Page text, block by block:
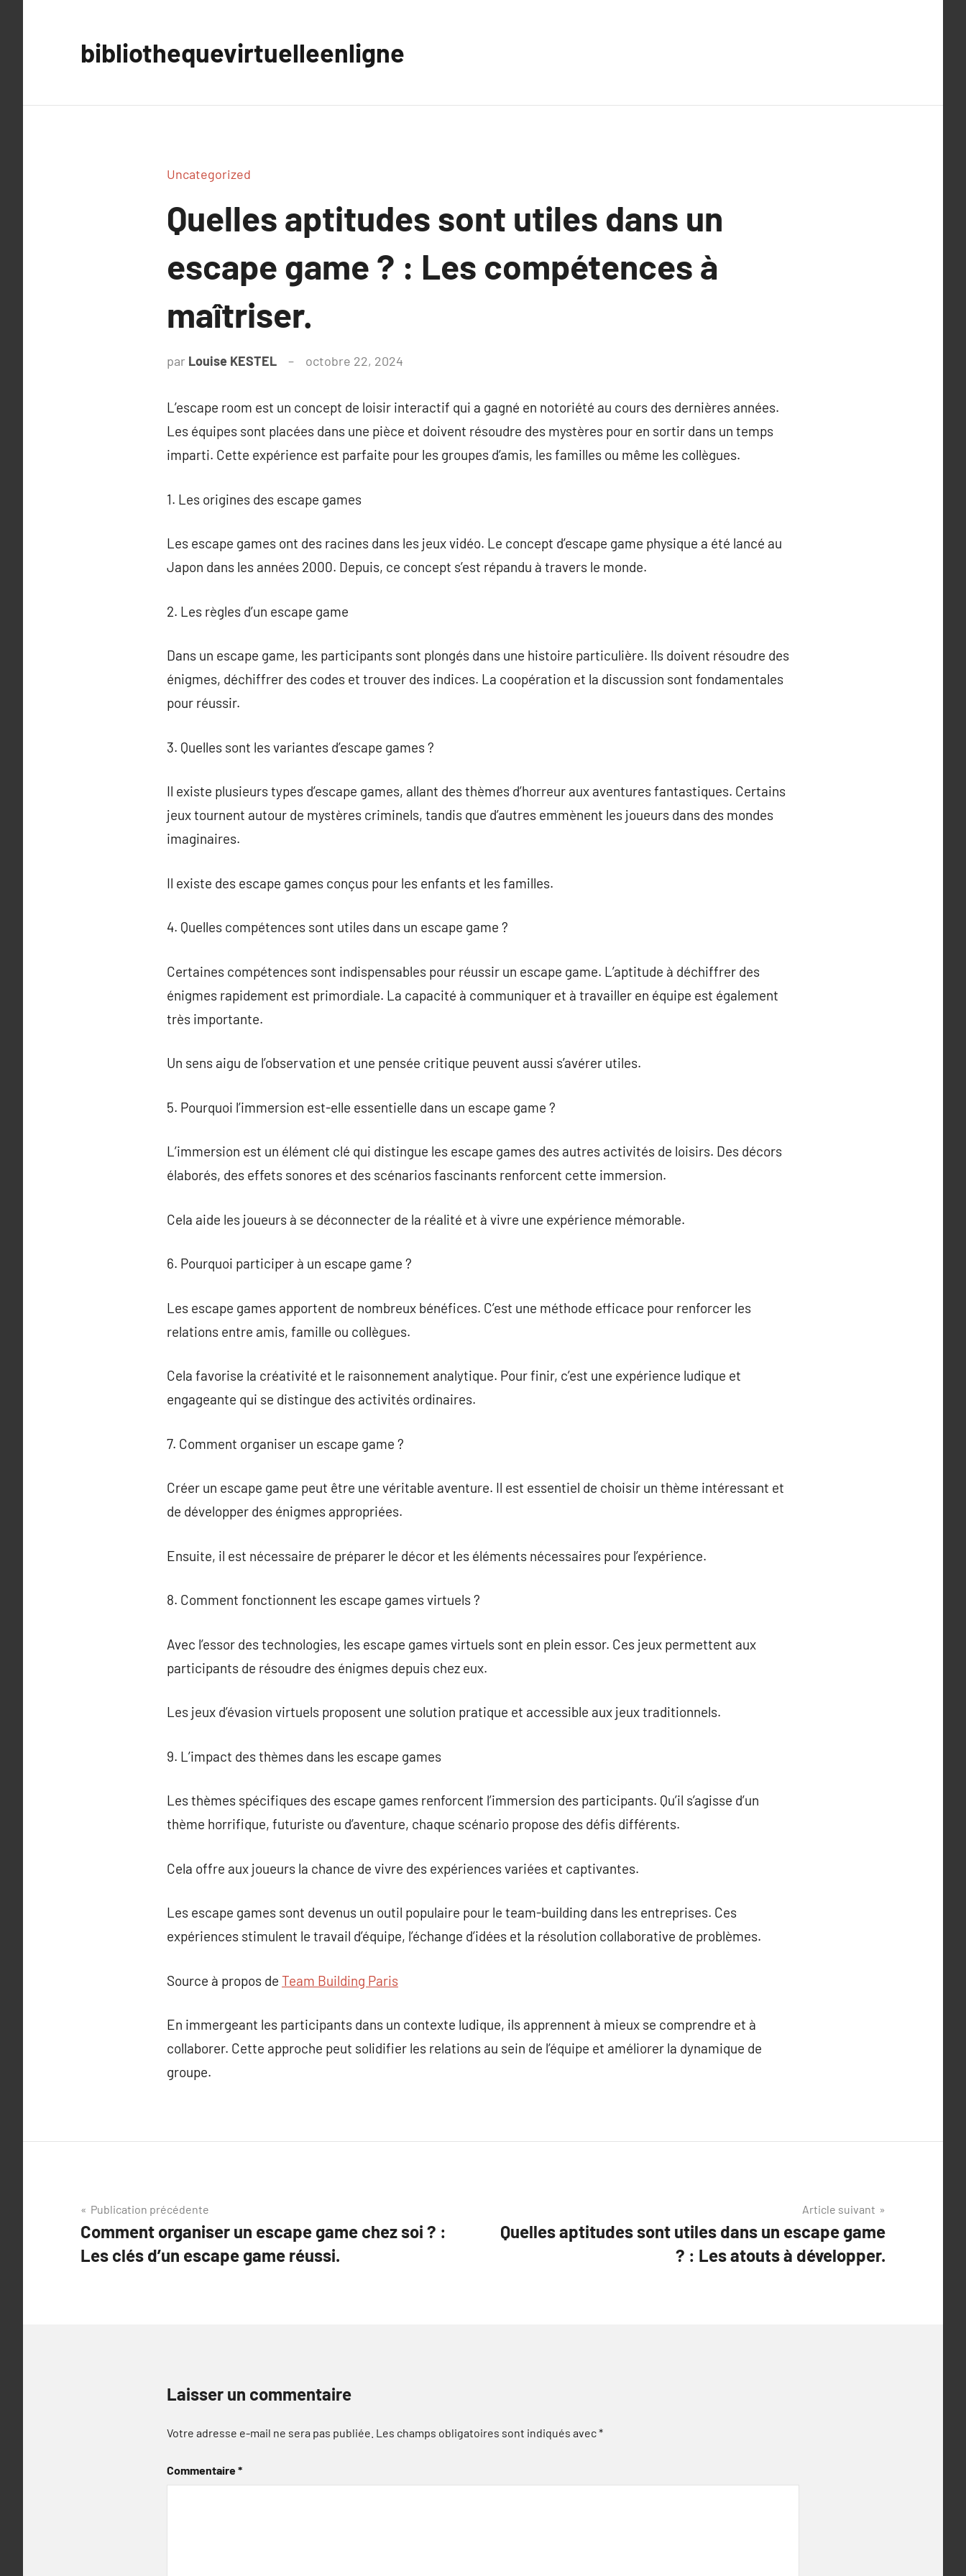
bibliothequevirtuelleenligne
Uncategorized
Quelles aptitudes sont utiles dans un
escape game ? : Les compétences à
maîtriser.
par Louise KESTEL octobre 22, 2024
L’escape room est un concept de loisir interactif qui a gagné en notoriété au cours des dernières années.
Les équipes sont placées dans une pièce et doivent résoudre des mystères pour en sortir dans un temps
imparti. Cette expérience est parfaite pour les groupes d’amis, les familles ou même les collègues.
1. Les origines des escape games
Les escape games ont des racines dans les jeux vidéo. Le concept d’escape game physique a été lancé au
Japon dans les années 2000. Depuis, ce concept s’est répandu à travers le monde.
2. Les règles d’un escape game
Dans un escape game, les participants sont plongés dans une histoire particulière. Ils doivent résoudre des
énigmes, déchiffrer des codes et trouver des indices. La coopération et la discussion sont fondamentales
pour réussir.
3. Quelles sont les variantes d’escape games ?
Il existe plusieurs types d’escape games, allant des thèmes d’horreur aux aventures fantastiques. Certains
jeux tournent autour de mystères criminels, tandis que d’autres emmènent les joueurs dans des mondes
imaginaires.
Il existe des escape games conçus pour les enfants et les familles.
4. Quelles compétences sont utiles dans un escape game ?
Certaines compétences sont indispensables pour réussir un escape game. L’aptitude à déchiffrer des
énigmes rapidement est primordiale. La capacité à communiquer et à travailler en équipe est également
très importante.
Un sens aigu de l’observation et une pensée critique peuvent aussi s’avérer utiles.
5. Pourquoi l’immersion est-elle essentielle dans un escape game ?
L’immersion est un élément clé qui distingue les escape games des autres activités de loisirs. Des décors
élaborés, des effets sonores et des scénarios fascinants renforcent cette immersion.
Cela aide les joueurs à se déconnecter de la réalité et à vivre une expérience mémorable.
6. Pourquoi participer à un escape game ?
Les escape games apportent de nombreux bénéfices. C’est une méthode efficace pour renforcer les
relations entre amis, famille ou collègues.
Cela favorise la créativité et le raisonnement analytique. Pour finir, c’est une expérience ludique et
engageante qui se distingue des activités ordinaires.
7. Comment organiser un escape game ?
Créer un escape game peut être une véritable aventure. Il est essentiel de choisir un thème intéressant et
de développer des énigmes appropriées.
Ensuite, il est nécessaire de préparer le décor et les éléments nécessaires pour l’expérience.
8. Comment fonctionnent les escape games virtuels ?
Avec l’essor des technologies, les escape games virtuels sont en plein essor. Ces jeux permettent aux
participants de résoudre des énigmes depuis chez eux.
Les jeux d’évasion virtuels proposent une solution pratique et accessible aux jeux traditionnels.
9. L’impact des thèmes dans les escape games
Les thèmes spécifiques des escape games renforcent l’immersion des participants. Qu’il s’agisse d’un
thème horrifique, futuriste ou d’aventure, chaque scénario propose des défis différents.
Cela offre aux joueurs la chance de vivre des expériences variées et captivantes.
Les escape games sont devenus un outil populaire pour le team-building dans les entreprises. Ces
expériences stimulent le travail d’équipe, l’échange d’idées et la résolution collaborative de problèmes.
Source à propos de Team Building Paris
En immergeant les participants dans un contexte ludique, ils apprennent à mieux se comprendre et à
collaborer. Cette approche peut solidifier les relations au sein de l’équipe et améliorer la dynamique de
groupe.
Navigation
de
l’article
Publication précédente
Comment organiser un escape game chez soi ? :
Les clés d’un escape game réussi.
Article suivant
Quelles aptitudes sont utiles dans un escape game
? : Les atouts à développer.
Laisser un commentaire
Votre adresse e-mail ne sera pas publiée. Les champs obligatoires sont indiqués avec*
Commentaire*